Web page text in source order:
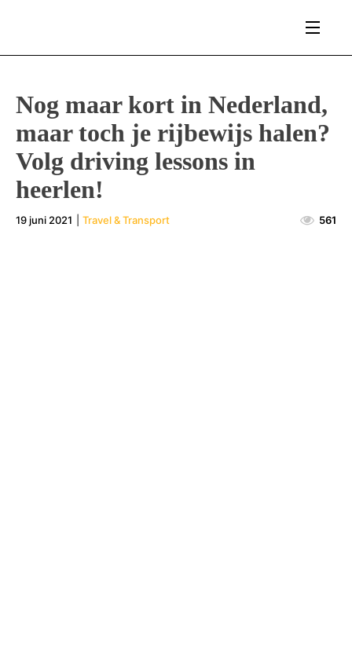
Nog maar kort in Nederland,
maar toch je rijbewijs halen?
Volg driving lessons in
heerlen!
19 juni 2021 Travel & Transport 561